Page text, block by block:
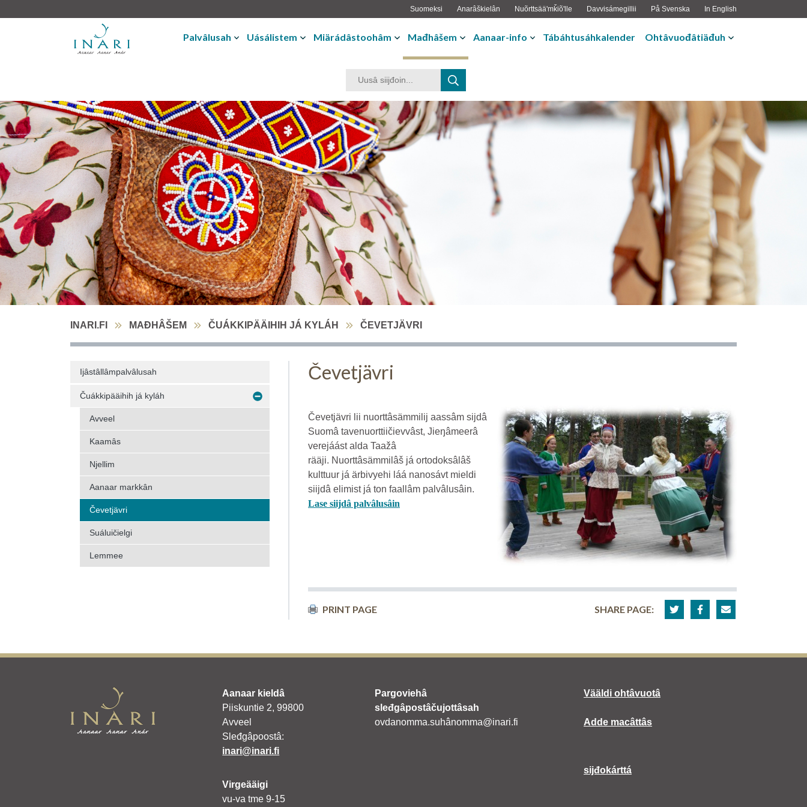
Suomeksi Anarâškielân Nuõrttsääʹmǩiõʹlle Davvisámegillii På Svenska In English
Palvâlusah Uásálistem Miärádâstoohâm Mađhâšem Aanaar-info Tábáhtusáhkalender Ohtâvuođâtiäđuh
INARI.FI MAĐHÂŠEM ČUÁKKIPÄÄIHIH JÁ KYLÁH ČEVETJÄVRI
Ijâstâllâmpalvâlusah
Čuákkipääihih já kyláh
Avveel
Kaamâs
Njellim
Aanaar markkân
Čevetjävri
Suáluičielgi
Lemmee
Čevetjävri
Čevetjävri lii nuorttâsämmilij aassâm sijdâ
Suomâ tavenuorttiičievvâst, Jieŋâmeerâ
verejáást alda Taažâ
rääji. Nuorttâsämmilâš já ortodoksâlâš
kulttuur já ärbivyehi láá nanosávt mieldi
siijdâ elimist já ton faallâm palvâlusâin.
Lase siijdâ palvâlusâin
PRINT PAGE SHARE PAGE:
Aanaar kieldâ
Piiskuntie 2, 99800
Avveel
Sleđgâpoostâ:
inari@inari.fi
Virgeääigi
vu-va tme 9-15
Pargoviehâ
sleđgâpostâčujottâsah
ovdanomma.suhânomma@inari.fi
Vääldi ohtâvuotâ
Adde macâttâs
sijđokárttá